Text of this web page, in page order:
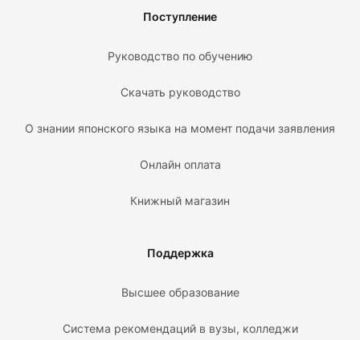
Поступление
Руководство по обучению
Скачать руководство
О знании японского языка на момент подачи заявления
Онлайн оплата
Книжный магазин
Поддержка
Высшее образование
Система рекомендаций в вузы, колледжи